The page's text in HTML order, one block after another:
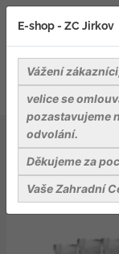
Delikatesy
Křupavé
E-shop - ZC Jirkov
Vážení
velice se
pozastavujeme
odvolání.
Děkujeme za
Vaše Zahradní